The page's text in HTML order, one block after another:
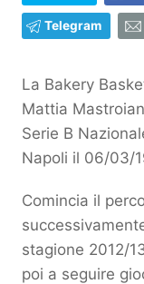
Telegram
La Bakery
Mattia
Serie B
Napoli il 06/03/
Comincia il
stagione 2012/
poi a seguire